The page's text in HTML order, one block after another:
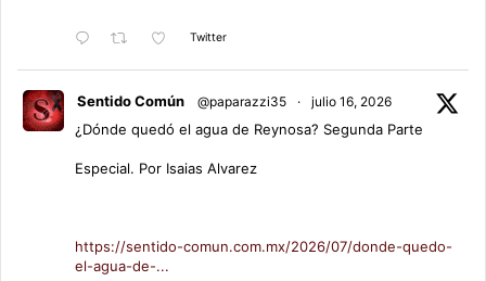
Twitter
Sentido Común @paparazzi35 · julio 16, 2026
¿Dónde quedó el agua de Reynosa? Segunda Parte
Especial. Por Isaias Alvarez
https://sentido-comun.com.mx/2026/07/donde-quedo-
el-agua-de-...